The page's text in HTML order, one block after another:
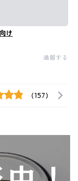
け
通報する
(157)